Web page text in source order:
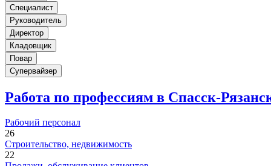
Специалист
Руководитель
Директор
Кладовщик
Повар
Супервайзер
Работа по профессиям в Спасск-
Рабочий персонал
26
Строительство, недвижимость
22